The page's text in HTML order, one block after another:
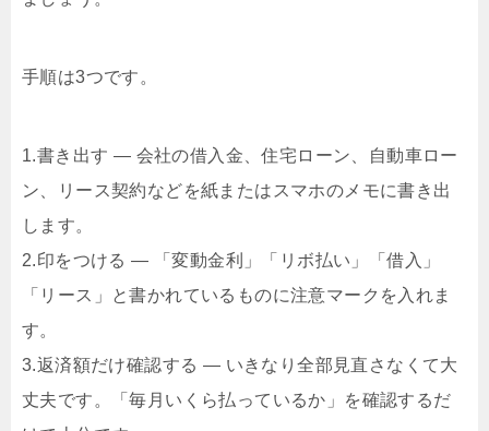
手順は3つです。
1.書き出す — 会社の借入金、住宅ローン、自動車ロー
ン、リース契約などを紙またはスマホのメモに書き出
します。
2.印をつける — 「変動金利」「リボ払い」「借入」
「リース」と書かれているものに注意マークを入れま
す。
3.返済額だけ確認する — いきなり全部見直さなくて大
丈夫です。「毎月いくら払っているか」を確認するだ